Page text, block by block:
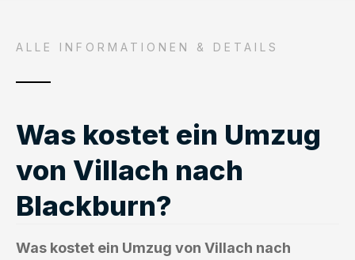
ALLE INFORMATIONEN & DETAILS
Was kostet ein Umzug
von Villach nach
Blackburn?
Was kostet ein Umzug von Villach nach